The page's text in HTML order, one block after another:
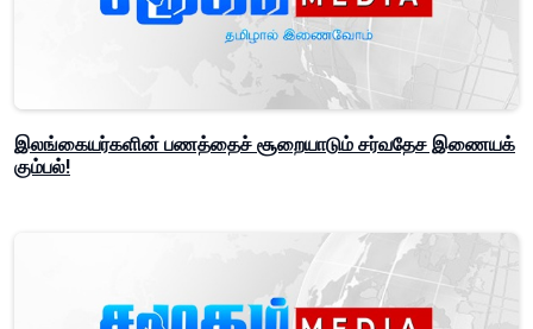
இலங்கையர்களின் பணத்தைச் சூறையாடும் சர்வதேச இணையக்
கும்பல்!